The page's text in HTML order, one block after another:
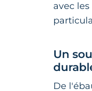
avec
Un
De